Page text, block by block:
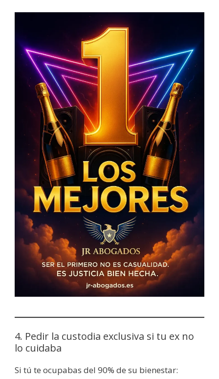
4. Pedir la custodia exclusiva si tu ex no
lo cuidaba
Si tú te ocupabas del 90% de su bienestar: